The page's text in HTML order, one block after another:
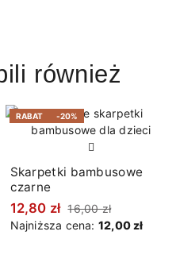
również
RABAT -20%
Skarpetki bambusowe
czarne
12,80 zł 16,00 zł
Najniższa cena: 12,00 zł